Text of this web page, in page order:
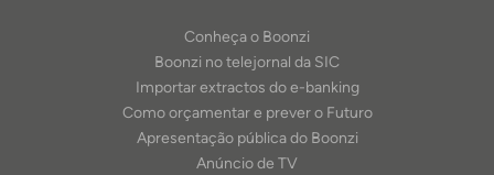
Conheça o Boonzi
Boonzi no telejornal da SIC
Importar extractos do e-banking
Como orçamentar e prever o Futuro
Apresentação pública do Boonzi
Anúncio de TV